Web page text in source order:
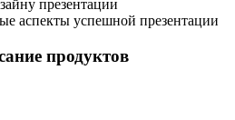
презентации
аспекты успешной презентации
продуктов